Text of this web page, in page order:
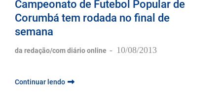
Campeonato de Futebol Popular de
Corumbá tem rodada no final de
semana
da redação/com diário online - 10/08/2013
Continuar lendo